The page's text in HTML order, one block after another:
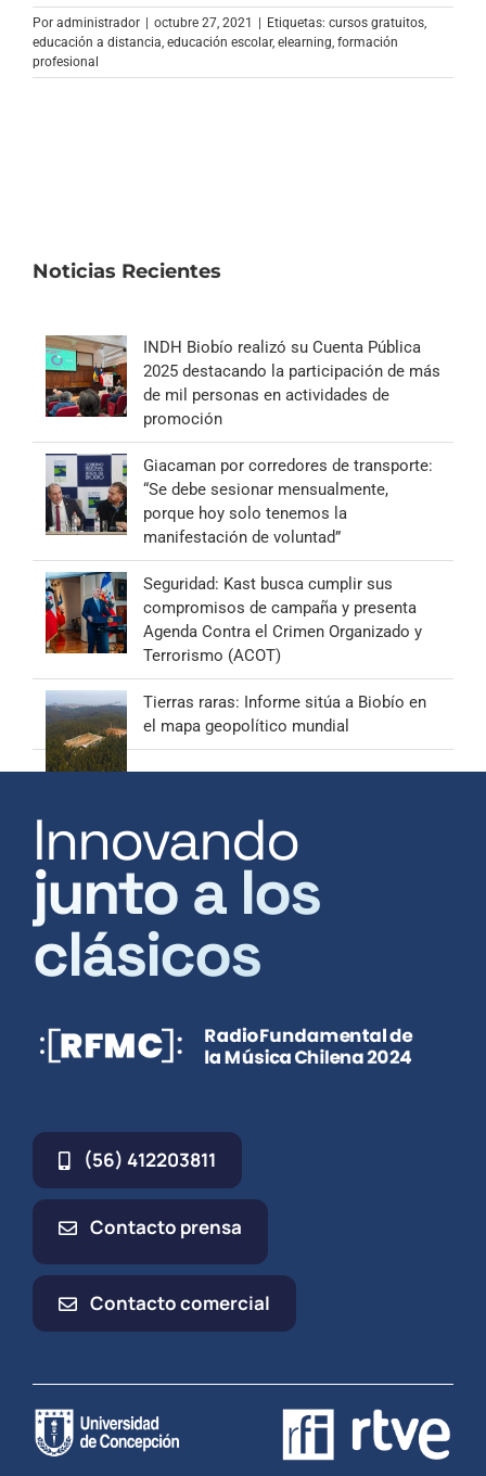
Por administrador | octubre 27, 2021 | Etiquetas: cursos gratuitos
educación a distancia educación escolar, elearning formación
profesional
Noticias Recientes
INDH Biobío realizó su Cuenta Pública
2025 destacando la participación de más
de mil personas en actividades de
promoción
Giacaman por corredores de transporte:
“Se debe sesionar mensualmente,
porque hoy solo tenemos la
manifestación de voluntad”
Seguridad: Kast busca cumplir sus
compromisos de campaña y presenta
Agenda Contra el Crimen Organizado y
Terrorismo (ACOT)
Tierras raras: Informe sitúa a Biobío en
el mapa geopolítico mundial
Innovando
junto a los
clásicos
(56) 412203811
Contacto prensa
Contacto comercial